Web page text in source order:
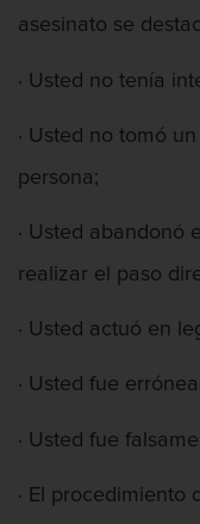
asesinato se
· Usted no tenía
· Usted no tomó
persona;
· Usted abandonó
realizar el paso
· Usted actuó en
· Usted fue
· Usted fue
· El procedimiento
Abogado